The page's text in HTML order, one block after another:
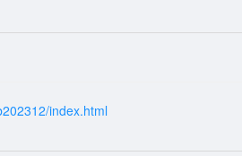
index.html